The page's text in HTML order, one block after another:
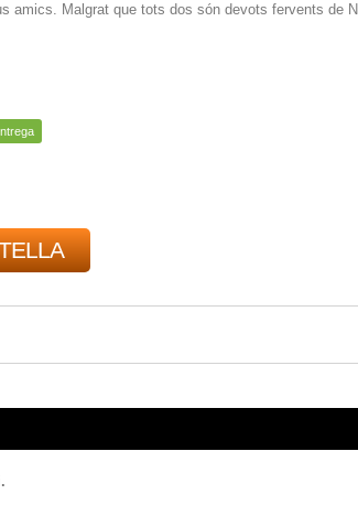
amics. Malgrat que tots dos són devots fervents de